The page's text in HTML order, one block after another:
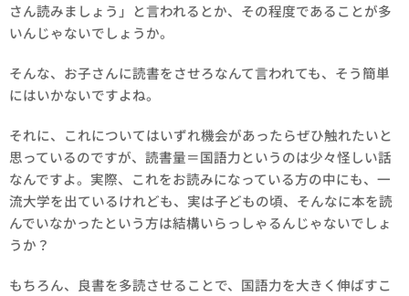
さん読みましょう」と言われるとか、その程度であることが多
いんじゃないでしょうか。
そんな、お子さんに読書をさせろなんて言われても、そう簡単
にはいかないですよね。
それに、これについてはいずれ機会があったらぜひ触れたいと
思っているのですが、読書量＝国語力というのは少々怪しい話
なんですよ。実際、これをお読みになっている方の中にも、一
流大学を出ているけれども、実は子どもの頃、そんなに本を読
んでいなかったという方は結構いらっしゃるんじゃないでしょ
うか？
もちろん、良書を多読させることで、国語力を大きく伸ばすこ